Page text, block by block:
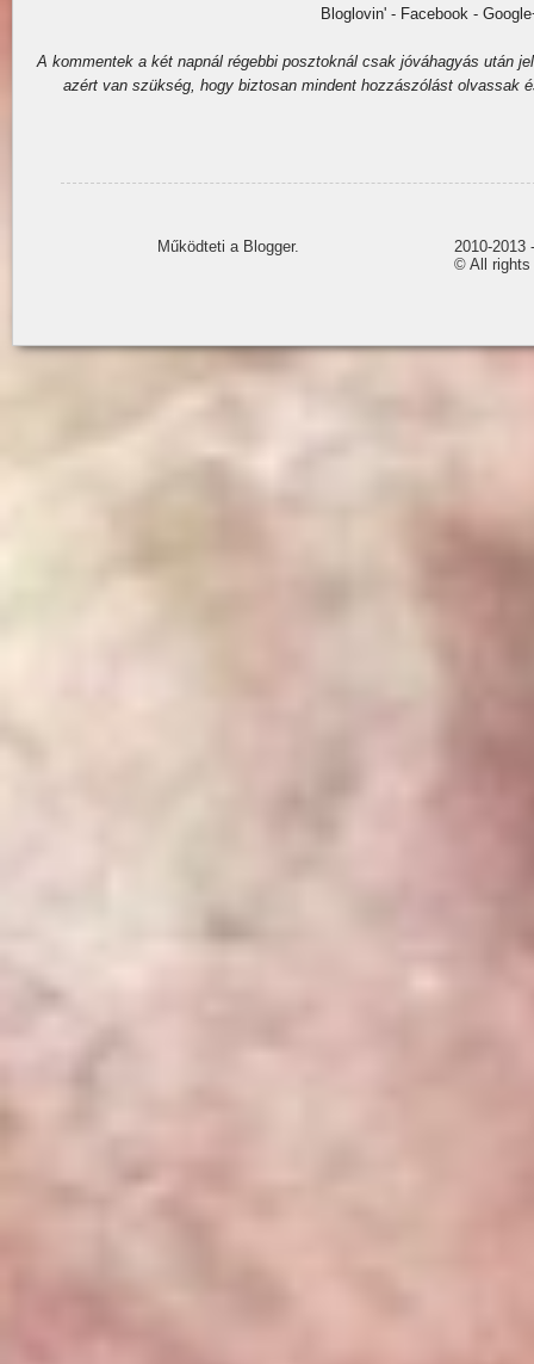
Bloglovin' - Facebook -
A kommentek a két napnál régebbi posztoknál csak jóváhagyás után
azért van szükség, hogy biztosan mindent hozzászólást olvassak
Működteti a Blogger.
2010-2013
© All rights